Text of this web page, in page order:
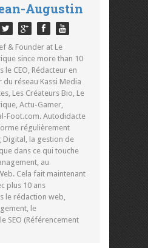
Augustin
& Founder at Le
since more than 10
le CEO, Rédacteur en
du réseau Kassi Media
Les Créateurs Bio, Le
Actu-Gamer,
Foot.com. Autodidacte
régulièrement
Digital, la gestion de
dans ce qui touche
au
Cela fait maintenant
plus 10 ans
le rédaction web,
le
SEO (Référencement